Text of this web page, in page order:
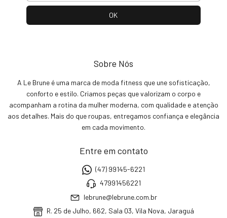
Sobre Nós
A Le Brune é uma marca de moda fitness que une sofisticação,
conforto e estilo. Criamos peças que valorizam o corpo e
acompanham a rotina da mulher moderna, com qualidade e atenção
aos detalhes. Mais do que roupas, entregamos confiança e elegância
em cada movimento.
Entre em contato
(47) 99145-6221
47991456221
lebrune@lebrune.com.br
R. 25 de Julho, 662, Sala 03, Vila Nova, Jaraguá